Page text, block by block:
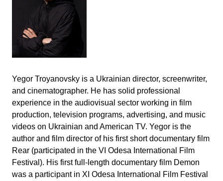
Yegor Troyanovsky is a Ukrainian director, screenwriter,
and cinematographer. He has solid professional
experience in the audiovisual sector working in film
production, television programs, advertising, and music
videos on Ukrainian and American TV. Yegor is the
author and film director of his first short documentary film
Rear (participated in the VI Odesa International Film
Festival). His first full-length documentary film Demon
was a participant in XI Odesa International Film Festival